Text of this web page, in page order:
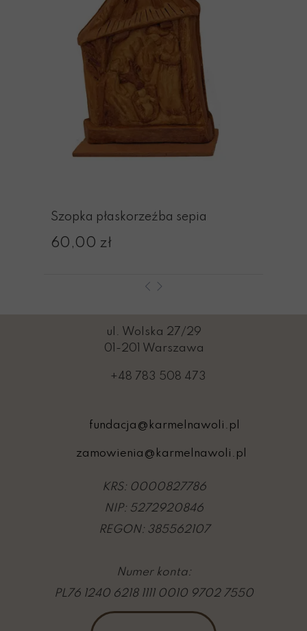
Szopka płaskorzeźba sepia
60,00 zł
+48 783 508 473
zamowienia@karmelnawoli.pl
fundacja@karmelnawoli.pl
ul. Wolska 27/29
01-201 Warszawa
KRS: 0000827786
NIP: 5272920846
REGON: 385562107
Numer konta:
PL76 1240 6218 1111 0010 9702 7550